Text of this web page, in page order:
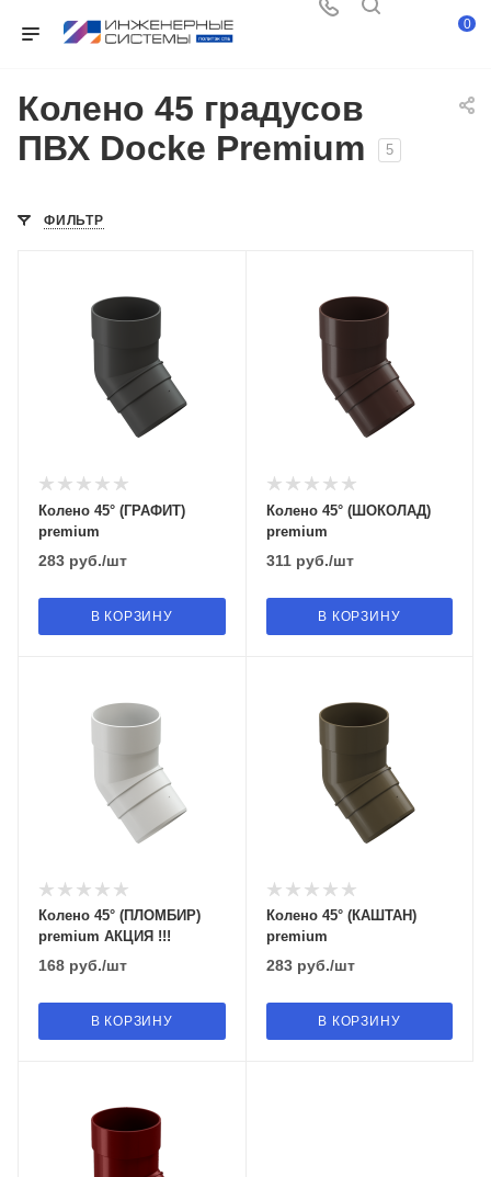
0
Колено 45 градусов
ПВХ Docke Premium
5
ФИЛЬТР
Колено 45° (ГРАФИТ)
premium
283 руб./шт
В КОРЗИНУ
Колено 45° (ШОКОЛАД)
premium
311руб./шт
В КОРЗИНУ
Колено 45° (ПЛОМБИР)
premium АКЦИЯ !!!
168 руб./шт
В КОРЗИНУ
Колено 45° (КАШТАН)
premium
283руб./шт
В КОРЗИНУ